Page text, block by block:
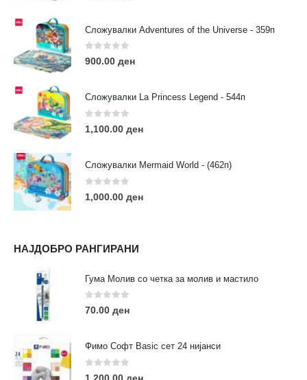
Сложувалки Adventures of the Universe - 359п
0out of 5
900.00 ден
Сложувалки La Princess Legend - 544п
0 out of 5
1,100.00 ден
Сложувалки Mermaid World - (462п)
0 out of 5
1,000.00 ден
НАЈДОБРО РАНГИРАНИ
Гума Молив со четка за молив и мастило
0out of 5
70.00 ден
Фимо Софт Basic сет 24 нијанси
0 out of 5
contact@moehobi.mk
РАБОТНО ВРЕМЕ:
Пон - Саб / 09:00 - 21:00
ЛИНКОВИ
Услови за користење
Големопродажба
Кариера
За нас
Нашите локации
ПОПУЛАРНИ ТАГОВИ
eurodanvest FIMO Креативни Сетови
markers
rapitografi sketch staedtler